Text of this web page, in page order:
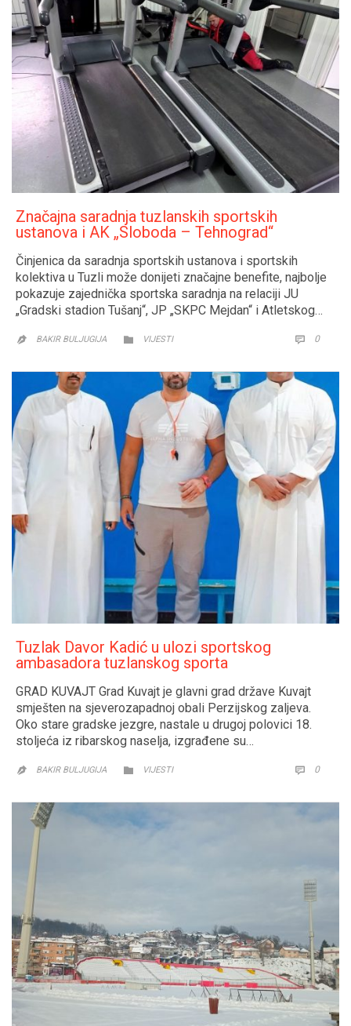
Značajna saradnja tuzlanskih sportskih
ustanova i AK „Sloboda – Tehnograd“
Činjenica da saradnja sportskih ustanova i sportskih
kolektiva u Tuzli može donijeti značajne benefite, najbolje
pokazuje zajednička sportska saradnja na relaciji JU
„Gradski stadion Tušanj“, JP „SKPC Mejdan“ i Atletskog…
 BAKIR BULJUGIJA  CATEGORY
VIJESTI  0
Tuzlak Davor Kadić u ulozi sportskog
ambasadora tuzlanskog sporta
GRAD KUVAJT Grad Kuvajt je glavni grad države Kuvajt
smješten na sjeverozapadnoj obali Perzijskog zaljeva.
Oko stare gradske jezgre, nastale u drugoj polovici 18.
stoljeća iz ribarskog naselja, izgrađene su…
 BAKIR BULJUGIJA  CATEGORY
VIJESTI  0